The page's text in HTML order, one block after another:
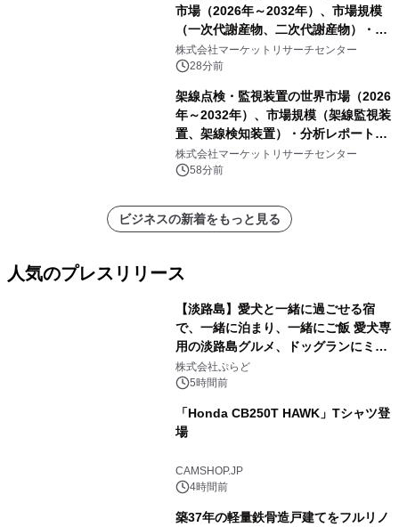
市場（2026年～2032年）、市場規模
（一次代謝産物、二次代謝産物）・分
析レポートを発表
株式会社マーケットリサーチセンター
28分前
架線点検・監視装置の世界市場（2026
年～2032年）、市場規模（架線監視装
置、架線検知装置）・分析レポートを
発表
株式会社マーケットリサーチセンター
58分前
ビジネスの新着をもっと見る
人気のプレスリリース
【淡路島】愛犬と一緒に過ごせる宿
で、一緒に泊まり、一緒にご飯 愛犬専
用の淡路島グルメ、ドッグランにミニ
プール グランピングとトレーラーハウ
スの2施設で
株式会社ぷらど
5時間前
「Honda CB250T HAWK」Tシャツ登
場
CAMSHOP.JP
4時間前
築37年の軽量鉄骨造戸建てをフルリノ